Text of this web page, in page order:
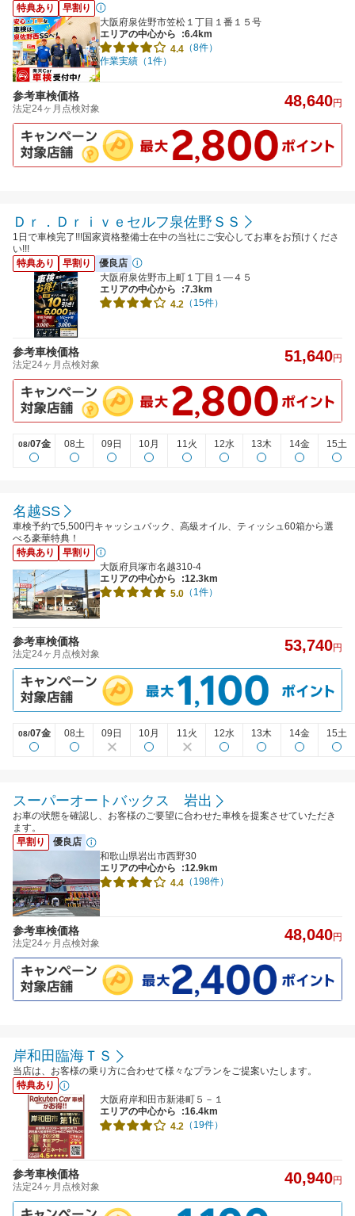
特典あり
早割り
大阪府泉佐野市笠松１丁目１番１５号
エリアの中心から
:6.4km
4.4 （8件）
作業実績（1件）
参考車検価格
法定24ヶ月点検対象 48,640円
Ｄｒ．Ｄｒｉｖｅセルフ泉佐野ＳＳ
1日で車検完了!!!国家資格整備士在中の当社にご安心してお車をお預けくださ
い!!!
特典あり
早割り
優良店
大阪府泉佐野市上町１丁目１―４５
エリアの中心から
:7.3km
4.2 （15件）
参考車検価格
法定24ヶ月点検対象 51,640円
08/07金 08土 09日 10月 11火 12水 13木 14金 15土
名越SS
車検予約で5,500円キャッシュバック、高級オイル、ティッシュ60箱から選
べる豪華特典！
特典あり
早割り
大阪府貝塚市名越310-4
エリアの中心から
:12.3km
5.0 （1件）
参考車検価格
法定24ヶ月点検対象 53,740円
08/07金 08土 09日 10月 11火 12水 13木 14金 15土
スーパーオートバックス 岩出
お車の状態を確認し、お客様のご要望に合わせた車検を提案させていただき
ます。
早割り
優良店
和歌山県岩出市西野30
エリアの中心から
:12.9km
4.4 （198件）
参考車検価格
法定24ヶ月点検対象 48,040円
岸和田臨海ＴＳ
当店は、お客様の乗り方に合わせて様々なプランをご提案いたします。
特典あり
大阪府岸和田市新港町５－１
エリアの中心から
:16.4km
4.2 （19件）
参考車検価格
法定24ヶ月点検対象 40,940円